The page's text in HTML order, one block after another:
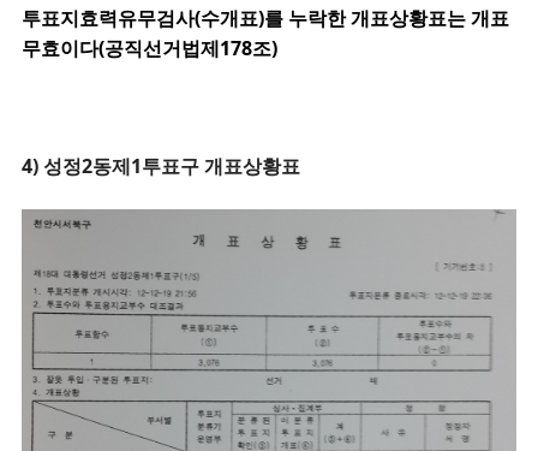
투표지효력유무검사(수개표)를 누락한 개표상황표는 개표
무효이다(공직선거법제178조)
4) 성정2동제1투표구 개표상황표